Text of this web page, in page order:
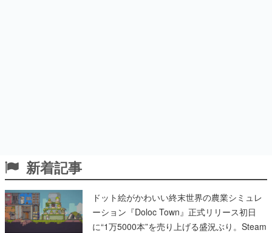
新着記事
ドット絵がかわいい終末世界の農業シミュレ
ーション『Doloc Town』正式リリース初日
に“1万5000本”を売り上げる盛況ぶり。Steam